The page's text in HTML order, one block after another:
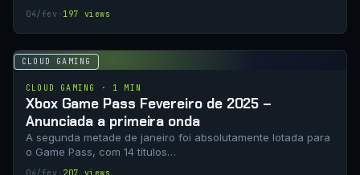
04/fev · 197 views
CLOUD GAMING
CLOUD GAMING · 1 MIN
Xbox Game Pass Fevereiro de 2025 –
Anunciada a primeira onda
A segunda metade de janeiro foi absolutamente lotada para
o Game Pass, com 14 títulos…